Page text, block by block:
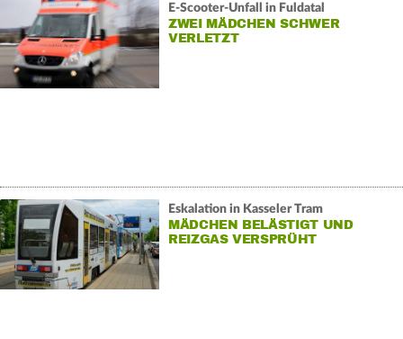
E-Scooter-Unfall in Fuldatal
ZWEI MÄDCHEN SCHWER
VERLETZT
Eskalation in Kasseler Tram
MÄDCHEN BELÄSTIGT UND
REIZGAS VERSPRÜHT